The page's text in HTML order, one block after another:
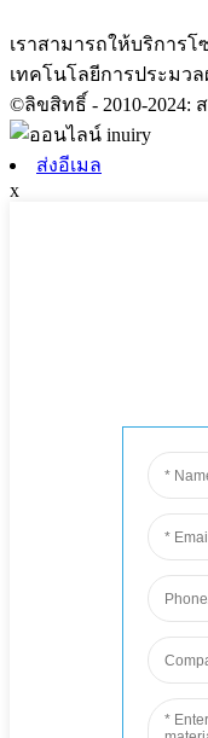
เราสามารถให้บริการ
เทคโนโลยีการประม
©ลิขสิทธิ์ - 2010-2024:
ส่งอีเมล
x